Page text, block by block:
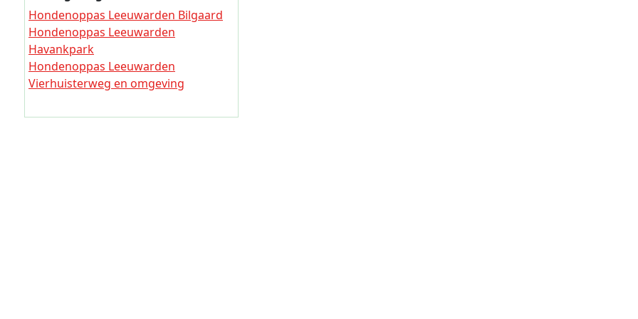
en omgeving
Hondenoppas Leeuwarden Blitsaerd
Hondenoppas Leeuwarden
OldegalileÙn & Bloemenbuurt
Hondenoppas Leeuwarden Tjerk
Hiddes & Cambuursterhoek
Hondenoppas Leeuwarden Bilgaard
Hondenoppas Leeuwarden
Havankpark
Hondenoppas Leeuwarden
Vierhuisterweg en omgeving